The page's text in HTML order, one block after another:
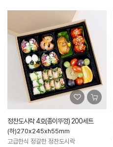
정찬도시락 4호(종이뚜껑) 200세트
(하)270x245xh55mm
고급한식 정갈한 정찬도시락